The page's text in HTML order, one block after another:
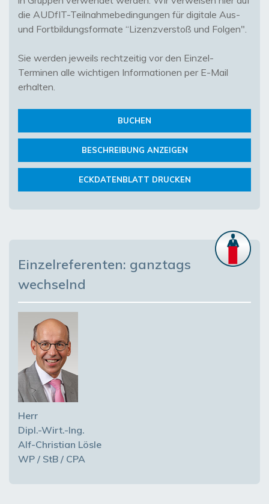
die AUDfIT-Teilnahmebedingungen für digitale Aus-
und Fortbildungsformate “Lizenzverstoß und Folgen".
Sie werden jeweils rechtzeitig vor den Einzel-
Terminen alle wichtigen Informationen per E-Mail
erhalten.
BUCHEN
BESCHREIBUNG ANZEIGEN
ECKDATENBLATT DRUCKEN
Einzelreferenten: ganztags
wechselnd
Herr
Dipl.-Wirt.-Ing.
Alf-Christian Lösle
WP / StB / CPA